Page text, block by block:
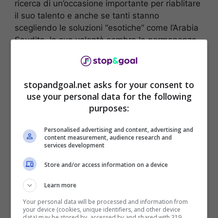
ricerca di un’occasione importante per riablitare
il suo talento e anche se tanti stanno
scegliendo le soluzioni “esotiche” come l’Arabia
Saudita, la sua volontà sembra la permanenza
Il classe ’91 è una possibilità di mercato per
MilaneNapoli.A riferirlo èfichajes.net,
stopandgoal.net asks for your consent to
use your personal data for the following
purposes:
Personalised advertising and content, advertising and
content measurement, audience research and
services development
Store and/or access information on a device
Learn more
Your personal data will be processed and information from
your device (cookies, unique identifiers, and other device